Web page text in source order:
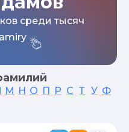
среди тысяч
М Н О П Р С Т У Ф